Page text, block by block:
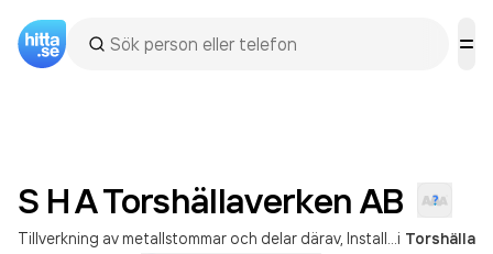
S H A Torshällaverken AB
Tillverkning av metallstommar och delar därav Installation av industrimaskiner och -utrustning i Torshälla